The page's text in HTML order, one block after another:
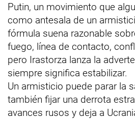
Putin, un movimiento que
como antesala de un
fórmula suena razonable
fuego, línea de contacto,
pero Irastorza lanza la
siempre significa estabilizar.
Un armisticio puede parar la
también fijar una derrota
avances rusos y deja a